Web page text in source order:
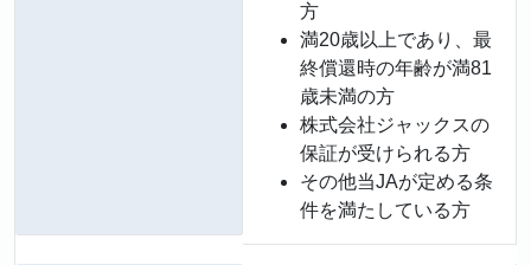
方
満20歳以上であり、最
終償還時の年齢が満81
歳未満の方
株式会社ジャックスの
保証が受けられる方
その他当JAが定める条
件を満たしている方